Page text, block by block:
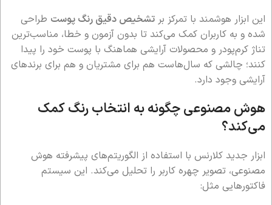
این ابزار هوشمند با تمرکز بر تشخیص دقیق رنگ پوست طراحی
شده و به کاربران کمک می‌کند تا بدون آزمون و خطا، مناسب‌ترین
تناژ کرم‌پودر و محصولات آرایشی هماهنگ با پوست خود را پیدا
کنند؛ چالشی که سال‌هاست هم برای مشتریان و هم برای برندهای
آرایشی وجود دارد.
هوش مصنوعی چگونه به انتخاب رنگ کمک
می‌کند؟
ابزار جدید کلارنس با استفاده از الگوریتم‌های پیشرفته هوش
مصنوعی، تصویر چهره کاربر را تحلیل می‌کند. این سیستم
فاکتورهایی مثل: